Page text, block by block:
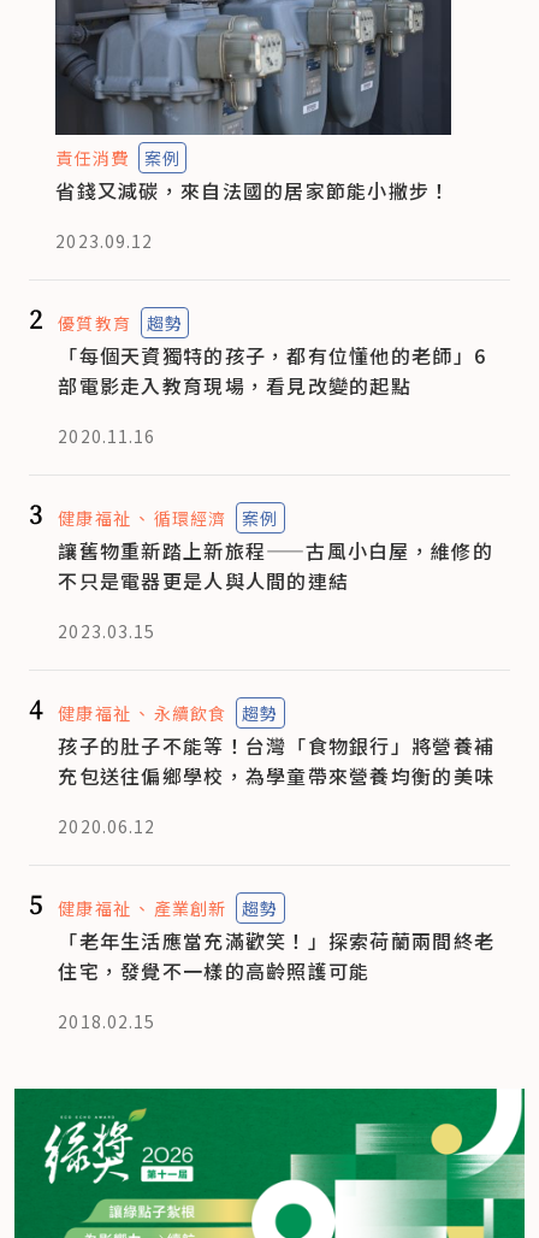
責任消費 案例
省錢又減碳，來自法國的居家節能小撇步！
2023.09.12
2 優質教育 趨勢
「每個天資獨特的孩子，都有位懂他的老師」6
部電影走入教育現場，看見改變的起點
2020.11.16
3 健康福祉 循環經濟 案例
讓舊物重新踏上新旅程——古風小白屋，維修的
不只是電器更是人與人間的連結
2023.03.15
4 健康福祉 永續飲食 趨勢
孩子的肚子不能等！台灣「食物銀行」將營養補
充包送往偏鄉學校，為學童帶來營養均衡的美味
2020.06.12
5 健康福祉 產業創新 趨勢
「老年生活應當充滿歡笑！」探索荷蘭兩間終老
住宅，發覺不一樣的高齡照護可能
2018.02.15